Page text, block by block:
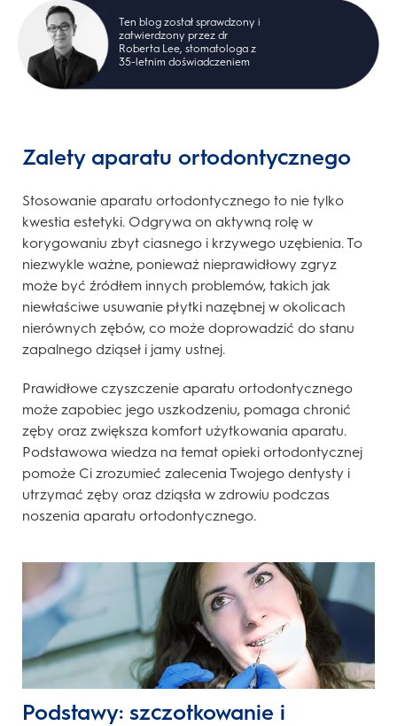
Ten blog został sprawdzony i
zatwierdzony przez dr
Roberta Lee, stomatologa z
35-letnim doświadczeniem
Zalety aparatu ortodontycznego
Stosowanie aparatu ortodontycznego to nie tylko
kwestia estetyki. Odgrywa on aktywną rolę w
korygowaniu zbyt ciasnego i krzywego uzębienia. To
niezwykle ważne, ponieważ nieprawidłowy zgryz
może być źródłem innych problemów, takich jak
niewłaściwe usuwanie płytki nazębnej w okolicach
nierównych zębów, co może doprowadzić do stanu
zapalnego dziąseł i jamy ustnej.
Prawidłowe czyszczenie aparatu ortodontycznego
może zapobiec jego uszkodzeniu, pomaga chronić
zęby oraz zwiększa komfort użytkowania aparatu.
Podstawowa wiedza na temat opieki ortodontycznej
pomoże Ci zrozumieć zalecenia Twojego dentysty i
utrzymać zęby oraz dziąsła w zdrowiu podczas
noszenia aparatu ortodontycznego.
Podstawy: szczotkowanie i